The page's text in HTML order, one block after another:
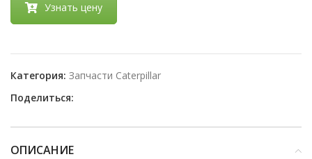
Узнать цену
Категория: Запчасти Caterpillar
Поделиться:
ОПИСАНИЕ